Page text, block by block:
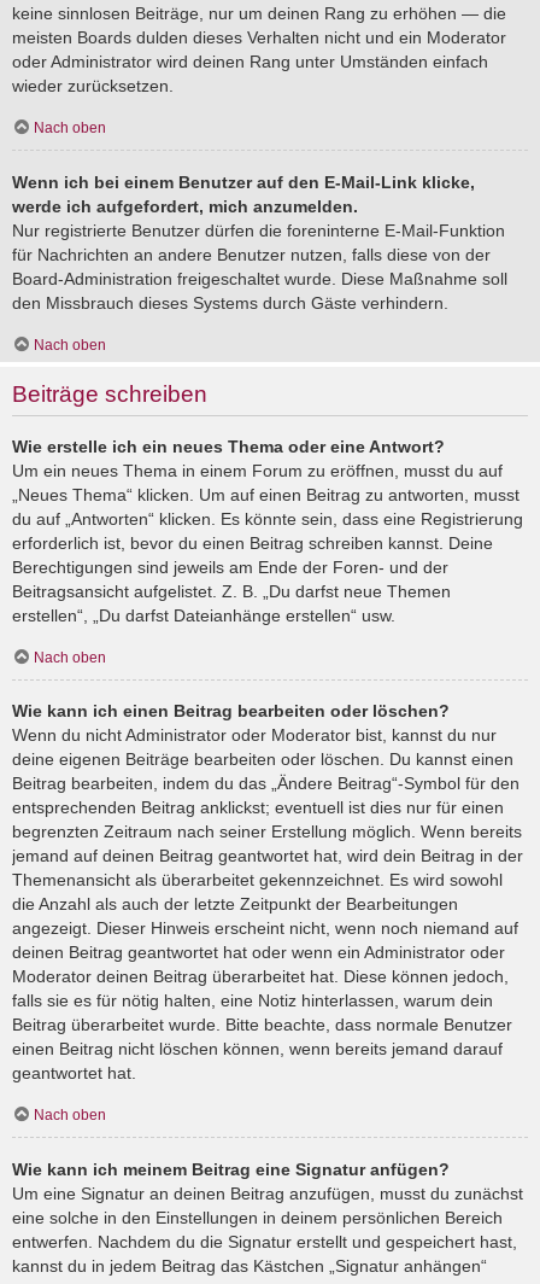
keine sinnlosen Beiträge, nur um deinen Rang zu erhöhen — die
meisten Boards dulden dieses Verhalten nicht und ein Moderator
oder Administrator wird deinen Rang unter Umständen einfach
wieder zurücksetzen.
Nach oben
Wenn ich bei einem Benutzer auf den E-Mail-Link klicke,
werde ich aufgefordert, mich anzumelden.
Nur registrierte Benutzer dürfen die foreninterne E-Mail-Funktion
für Nachrichten an andere Benutzer nutzen, falls diese von der
Board-Administration freigeschaltet wurde. Diese Maßnahme soll
den Missbrauch dieses Systems durch Gäste verhindern.
Nach oben
Beiträge schreiben
Wie erstelle ich ein neues Thema oder eine Antwort?
Um ein neues Thema in einem Forum zu eröffnen, musst du auf
„Neues Thema“ klicken. Um auf einen Beitrag zu antworten, musst
du auf „Antworten“ klicken. Es könnte sein, dass eine Registrierung
erforderlich ist, bevor du einen Beitrag schreiben kannst. Deine
Berechtigungen sind jeweils am Ende der Foren- und der
Beitragsansicht aufgelistet. Z. B. „Du darfst neue Themen
erstellen“, „Du darfst Dateianhänge erstellen“ usw.
Nach oben
Wie kann ich einen Beitrag bearbeiten oder löschen?
Wenn du nicht Administrator oder Moderator bist, kannst du nur
deine eigenen Beiträge bearbeiten oder löschen. Du kannst einen
Beitrag bearbeiten, indem du das „Ändere Beitrag“-Symbol für den
entsprechenden Beitrag anklickst; eventuell ist dies nur für einen
begrenzten Zeitraum nach seiner Erstellung möglich. Wenn bereits
jemand auf deinen Beitrag geantwortet hat, wird dein Beitrag in der
Themenansicht als überarbeitet gekennzeichnet. Es wird sowohl
die Anzahl als auch der letzte Zeitpunkt der Bearbeitungen
angezeigt. Dieser Hinweis erscheint nicht, wenn noch niemand auf
deinen Beitrag geantwortet hat oder wenn ein Administrator oder
Moderator deinen Beitrag überarbeitet hat. Diese können jedoch,
falls sie es für nötig halten, eine Notiz hinterlassen, warum dein
Beitrag überarbeitet wurde. Bitte beachte, dass normale Benutzer
einen Beitrag nicht löschen können, wenn bereits jemand darauf
geantwortet hat.
Nach oben
Wie kann ich meinem Beitrag eine Signatur anfügen?
Um eine Signatur an deinen Beitrag anzufügen, musst du zunächst
eine solche in den Einstellungen in deinem persönlichen Bereich
entwerfen. Nachdem du die Signatur erstellt und gespeichert hast,
kannst du in jedem Beitrag das Kästchen „Signatur anhängen“